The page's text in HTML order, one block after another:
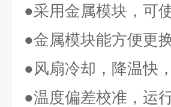
●采用金属模块，可
●金属模块能方便更
●风扇冷却，降温快
●温度偏差校准，运